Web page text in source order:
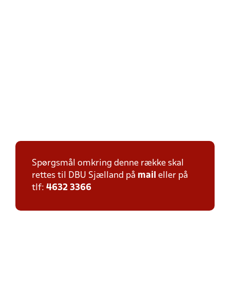
Spørgsmål omkring denne række skal
rettes til DBU Sjælland på mail eller på
tlf: 4632 3366